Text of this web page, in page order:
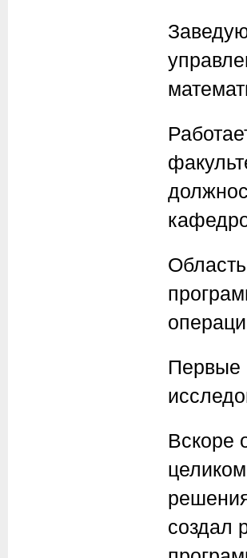
Первые
Вскоре
создал